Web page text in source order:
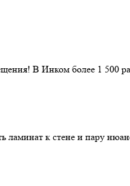
В Инком более 1 500
ламинат к стене и пару